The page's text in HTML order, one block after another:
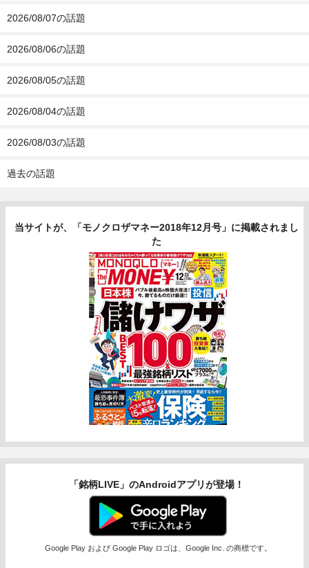
2026/08/07の話題
2026/08/06の話題
2026/08/05の話題
2026/08/04の話題
2026/08/03の話題
過去の話題
当サイトが、「モノクロザマネー2018年12月号」に掲載されまし
た
「銘柄LIVE」のAndroidアプリが登場！
Google Play および Google Play ロゴは、Google Inc. の商標です。